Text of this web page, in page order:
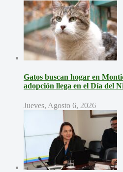
Gatos buscan hogar en
adopción llega en el Día del
Jueves, Agosto 6, 2026